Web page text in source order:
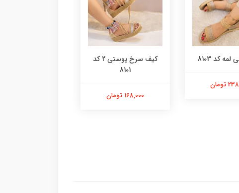
کد 8103
تومان
کیف سرخ پوستی 2 کد
8101
168,000 تومان